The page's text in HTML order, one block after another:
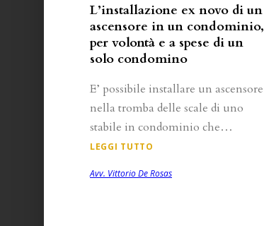
L’installazione ex novo di un
ascensore in un condominio,
per volontà e a spese di un
solo condomino
E’ possibile installare un ascensore
nella tromba delle scale di uno
stabile in condominio che…
LEGGI TUTTO
Avv. Vittorio De Rosas